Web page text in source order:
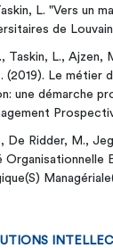
L. "Vers un
de
Taskin, L., Ajzen,
(2019). Le métier
une démarche
, De Ridder, M.,
Organisationnelle